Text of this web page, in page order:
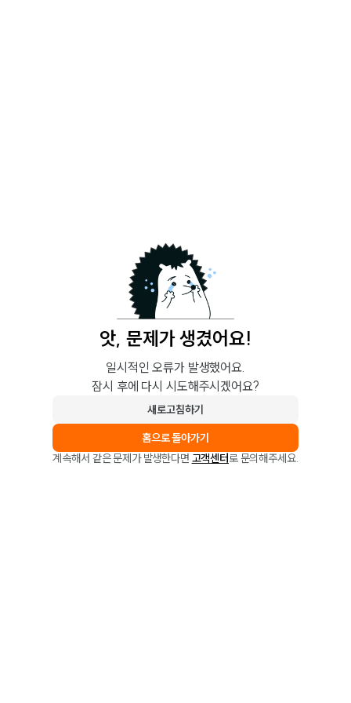
앗, 문제가 생겼어요!
일시적인 오류가 발생했어요.
잠시 후에 다시 시도해주시겠어요?
새로고침하기
홈으로 돌아가기
계속해서 같은 문제가 발생한다면 고객센터로 문의해주세요.